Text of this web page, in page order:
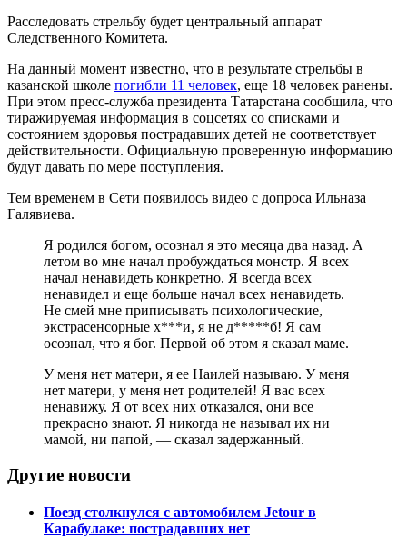
Расследовать стрельбу будет центральный аппарат
Следственного Комитета.
На данный момент известно, что в результате стрельбы в
казанской школе погибли 11 человек, еще 18 человек ранены.
При этом пресс-служба президента Татарстана сообщила, что
тиражируемая информация в соцсетях со списками и
состоянием здоровья пострадавших детей не соответствует
действительности. Официальную проверенную информацию
будут давать по мере поступления.
Тем временем в Сети появилось видео с допроса Ильназа
Галявиева.
Я родился богом, осознал я это месяца два назад. А
летом во мне начал пробуждаться монстр. Я всех
начал ненавидеть конкретно. Я всегда всех
ненавидел и еще больше начал всех ненавидеть.
Не смей мне приписывать психологические,
экстрасенсорные х***и, я не д*****б! Я сам
осознал, что я бог. Первой об этом я сказал маме.
У меня нет матери, я ее Наилей называю. У меня
нет матери, у меня нет родителей! Я вас всех
ненавижу. Я от всех них отказался, они все
прекрасно знают. Я никогда не называл их ни
мамой, ни папой, — сказал задержанный.
Другие новости
Поезд столкнулся с автомобилем Jetour в
Карабулаке: пострадавших нет